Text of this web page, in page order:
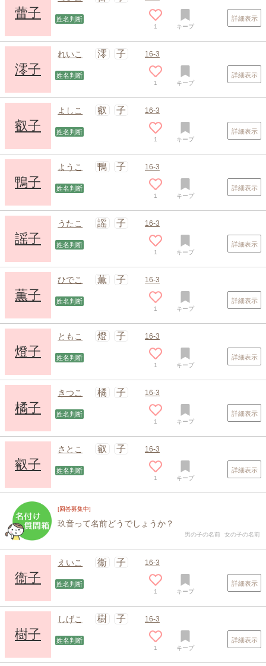
蕾子 姓名判断
1 キープ
詳細表示
澪子
れいこ 澪 子 16-3
姓名判断
1 キープ
詳細表示
叡子
よしこ 叡 子 16-3
姓名判断
1 キープ
詳細表示
鴨子
ようこ 鴨 子 16-3
姓名判断
1 キープ
詳細表示
謡子
うたこ 謡 子 16-3
姓名判断
1 キープ
詳細表示
薫子
ひでこ 薫 子 16-3
姓名判断
1 キープ
詳細表示
燈子
ともこ 燈 子 16-3
姓名判断
1 キープ
詳細表示
橘子
きつこ 橘 子 16-3
姓名判断
1 キープ
詳細表示
叡子
さとこ 叡 子 16-3
姓名判断
1 キープ
詳細表示
[回答募集中]
玖音って名前どうでしょうか？
男の子の名前 女の子の名前
衞子
えいこ 衞 子 16-3
姓名判断
1 キープ
詳細表示
樹子
しげこ 樹 子 16-3
姓名判断
1 キープ
詳細表示